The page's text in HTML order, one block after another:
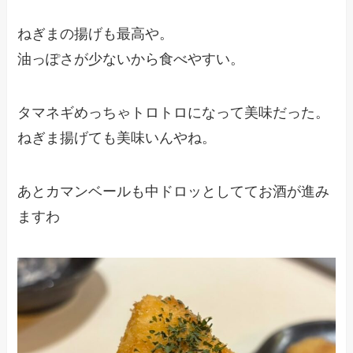
ねぎまの揚げも最高や。
油っぽさが少ないから食べやすい。
タマネギめっちゃトロトロになって美味だった。
ねぎま揚げても美味いんやね。
あとカマンベールも中ドロッとしててお酒が進み
ますわ